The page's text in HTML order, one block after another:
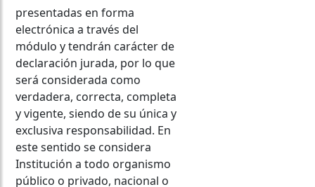
presentadas en forma
electrónica a través del
módulo y tendrán carácter de
declaración jurada, por lo que
será considerada como
verdadera, correcta, completa
y vigente, siendo de su única y
exclusiva responsabilidad. En
este sentido se considera
Institución a todo organismo
público o privado, nacional o